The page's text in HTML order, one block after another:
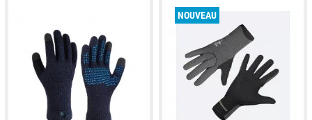
available
NOUVEAU